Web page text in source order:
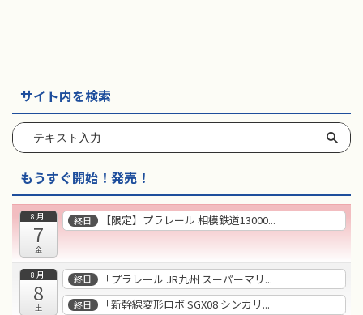
サイト内を検索
もうすぐ開始！発売！
8月
7
金
終日 【限定】プラレール 相模鉄道13000...
8月
8
土
終日 「プラレール JR九州 スーパーマリ...
終日 「新幹線変形ロボ SGX08 シンカリ...